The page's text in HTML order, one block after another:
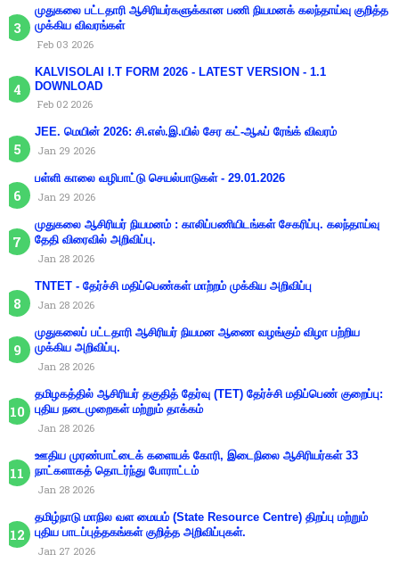
முதுகலை பட்டதாரி ஆசிரியர்களுக்கான பணி நியமனக் கலந்தாய்வு குறித்த
முக்கிய விவரங்கள்
Feb 03 2026
KALVISOLAI I.T FORM 2026 - LATEST VERSION - 1.1
DOWNLOAD
Feb 02 2026
JEE. மெயின் 2026: சி.எஸ்.இ.யில் சேர கட்-ஆஃப் ரேங்க் விவரம்
Jan 29 2026
பள்ளி காலை வழிபாட்டு செயல்பாடுகள் - 29.01.2026
Jan 29 2026
முதுகலை ஆசிரியர் நியமனம் : காலிப்பணியிடங்கள் சேகரிப்பு. கலந்தாய்வு
தேதி விரைவில் அறிவிப்பு.
Jan 28 2026
TNTET - தேர்ச்சி மதிப்பெண்கள் மாற்றம் முக்கிய அறிவிப்பு
Jan 28 2026
முதுகலைப் பட்டதாரி ஆசிரியர் நியமன ஆணை வழங்கும் விழா பற்றிய
முக்கிய அறிவிப்பு.
Jan 28 2026
தமிழகத்தில் ஆசிரியர் தகுதித் தேர்வு (TET) தேர்ச்சி மதிப்பெண் குறைப்பு:
புதிய நடைமுறைகள் மற்றும் தாக்கம்
Jan 28 2026
ஊதிய முரண்பாட்டைக் களையக் கோரி, இடைநிலை ஆசிரியர்கள் 33
நாட்களாகத் தொடர்ந்து போராட்டம்
Jan 28 2026
தமிழ்நாடு மாநில வள மையம் (State Resource Centre) திறப்பு மற்றும்
புதிய பாடப்புத்தகங்கள் குறித்த அறிவிப்புகள்.
Jan 27 2026